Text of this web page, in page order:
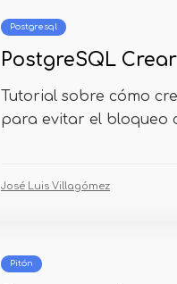
Postgresql
PostgreSQL
Tutorial sobre cómo
para evitar el bloqueo
José Luis Villagómez
Pitón